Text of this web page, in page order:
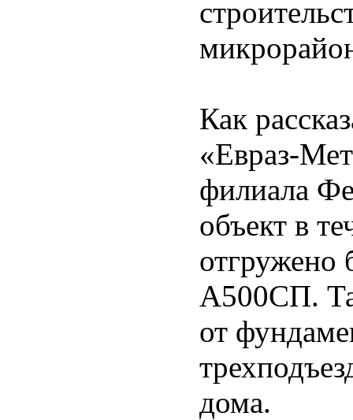
Как
«Евраз-
филиала
объект в
отгружено
А500СП.
от
дома.